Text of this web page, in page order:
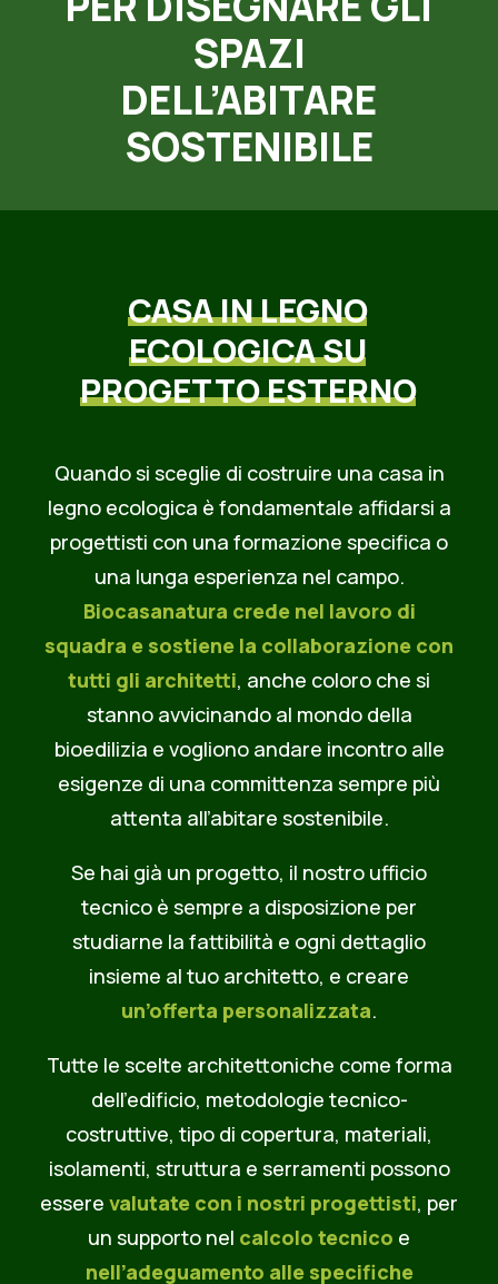
INFORMAZIONI
IN CANTIERE
SPAZI
DELL’ABITARE
SOSTENIBILE
CASAINLEGNO
ECOLOGICASU
PROGETTOESTERNO
Quando si sceglie di costruire una casa in
legno ecologica è fondamentale affidarsi a
progettisti con una formazione specifica o
una lunga esperienza nel campo.
Biocasanatura crede nel lavoro di
squadra e sostiene la collaborazione con
tutti gli architetti, anche coloro che si
stanno avvicinando al mondo della
bioedilizia e vogliono andare incontro alle
esigenze di una committenza sempre più
attenta all’abitare sostenibile.
Se hai già un progetto, il nostro ufficio
tecnico è sempre a disposizione per
studiarne la fattibilità e ogni dettaglio
insieme al tuo architetto, e creare
un’offerta personalizzata.
Tutte le scelte architettoniche come forma
dell’edificio, metodologie tecnico-
costruttive, tipo di copertura, materiali,
isolamenti, struttura e serramenti possono
essere valutate con i nostri progettisti, per
un supporto nel calcolo tecnico e
nell’adeguamento alle specifiche